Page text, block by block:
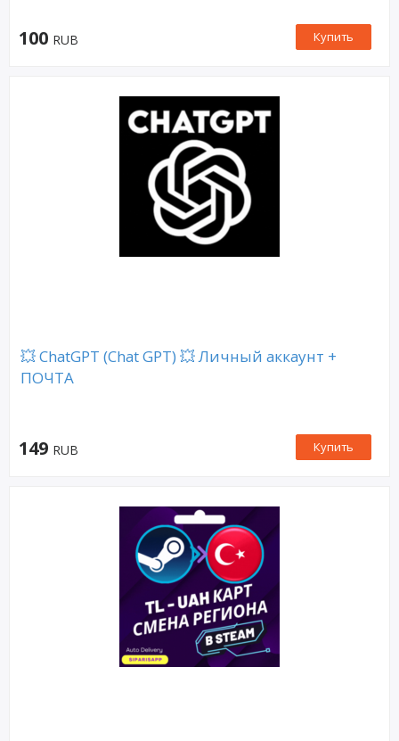
100 RUB Купить
💥 ChatGPT (Chat GPT) 💥 Личный аккаунт +
ПОЧТА
149 RUB Купить